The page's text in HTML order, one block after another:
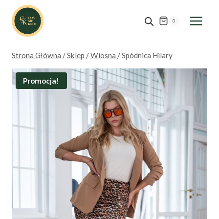
Przejdź
treści
0
Strona Główna /Sklep /Wiosna /Spódnica Hilary
Promocja!